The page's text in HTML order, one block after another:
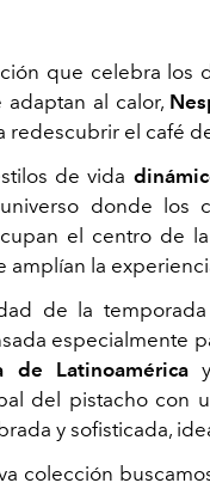
que celebra los
adaptan al calor,
redescubrir el café
de vida
donde los
el centro de
amplían la
de la
especialmente
de Latinoamérica
del pistacho con
y sofisticada,
colección